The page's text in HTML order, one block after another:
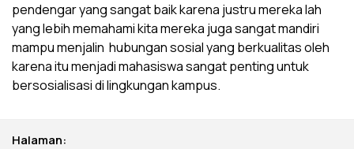
pendengar yang sangat baik karena justru mereka lah
yang lebih memahami kita mereka juga sangat mandiri
mampu menjalin hubungan sosial yang berkualitas oleh
karena itu menjadi mahasiswa sangat penting untuk
bersosialisasi di lingkungan kampus.
Halaman: